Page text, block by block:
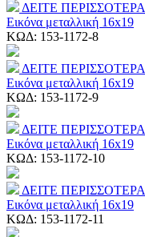
ΔΕΙΤΕ ΠΕΡΙΣΣΟΤΕΡΑ
Εικόνα μεταλλική 16x19
ΚΩΔ: 153-1172-8
ΔΕΙΤΕ ΠΕΡΙΣΣΟΤΕΡΑ
Εικόνα μεταλλική 16x19
ΚΩΔ: 153-1172-9
ΔΕΙΤΕ ΠΕΡΙΣΣΟΤΕΡΑ
Εικόνα μεταλλική 16x19
ΚΩΔ: 153-1172-10
ΔΕΙΤΕ ΠΕΡΙΣΣΟΤΕΡΑ
Εικόνα μεταλλική 16x19
ΚΩΔ: 153-1172-11